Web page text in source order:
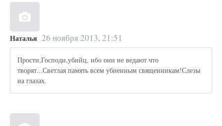
Наталья 26 ноября 2013, 21:51
Прости,Господи,убийц, ибо они не ведают что
творят...Светлая память всем убиенным священникам!Слезы
на глазах.